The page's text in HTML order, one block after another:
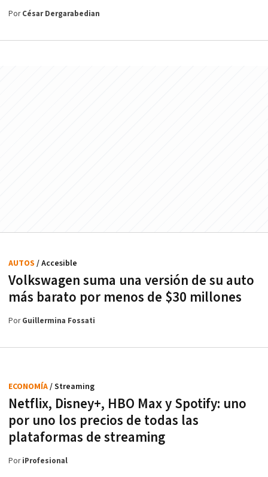
PorCésar Dergarabedian
Volkswagen suma una versión de su auto
más barato por menos de $30 millones
AUTOS / Accesible
PorGuillermina Fossati
Netflix, Disney+, HBO Max y Spotify: uno
por uno los precios de todas las
plataformas de streaming
ECONOMÍA/ Streaming
PoriProfesional